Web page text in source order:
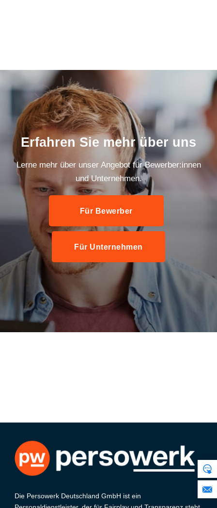
Erfahren Sie mehr über uns
Lerne mehr über unser Angebot für Bewerber:innen
und Unternehmen.
Für Bewerber
Für Unternehmen
Die Persowerk Deutschland GmbH ist ein